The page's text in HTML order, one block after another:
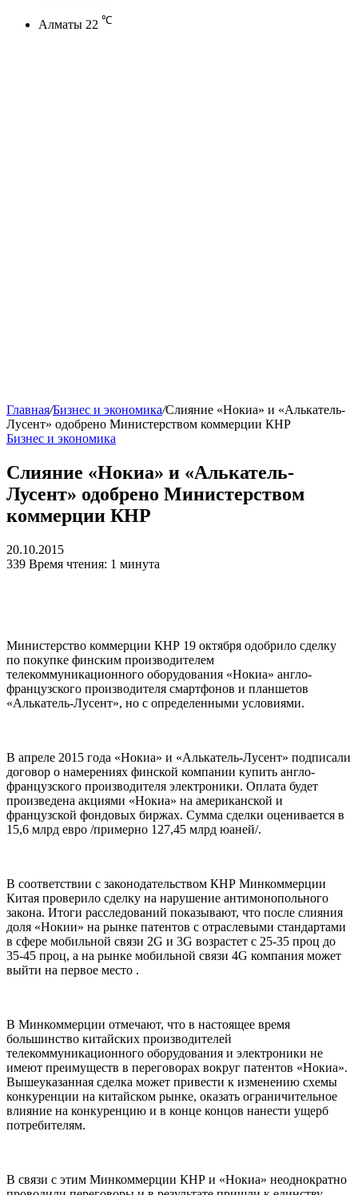
Алматы 22 ℃
Главная/Бизнес и экономика/Слияние «Нокиа» и «Алькатель-
Лусент» одобрено Министерством коммерции КНР
Бизнес и экономика
Слияние «Нокиа» и «Алькатель-
Лусент» одобрено Министерством
коммерции КНР
20.10.2015
339 Время чтения: 1 минута
Министерство коммерции КНР 19 октября одобрило сделку
по покупке финским производителем
телекоммуникационного оборудования «Нокиа» англо-
французского производителя смартфонов и планшетов
«Алькатель-Лусент», но с определенными условиями.
В апреле 2015 года «Нокиа» и «Алькатель-Лусент» подписали
договор о намерениях финской компании купить англо-
французского производителя электроники. Оплата будет
произведена акциями «Нокиа» на американской и
французской фондовых биржах. Сумма сделки оценивается в
15,6 млрд евро /примерно 127,45 млрд юаней/.
В соответствии с законодательством КНР Минкоммерции
Китая проверило сделку на нарушение антимонопольного
закона. Итоги расследований показывают, что после слияния
доля «Нокии» на рынке патентов с отраслевыми стандартами
в сфере мобильной связи 2G и 3G возрастет с 25-35 проц до
35-45 проц, а на рынке мобильной связи 4G компания может
выйти на первое место .
В Минкоммерции отмечают, что в настоящее время
большинство китайских производителей
телекоммуникационного оборудования и электроники не
имеют преимуществ в переговорах вокруг патентов «Нокиа».
Вышеуказанная сделка может привести к изменению схемы
конкуренции на китайском рынке, оказать ограничительное
влияние на конкуренцию и в конце концов нанести ущерб
потребителям.
В связи с этим Минкоммерции КНР и «Нокиа» неоднократно